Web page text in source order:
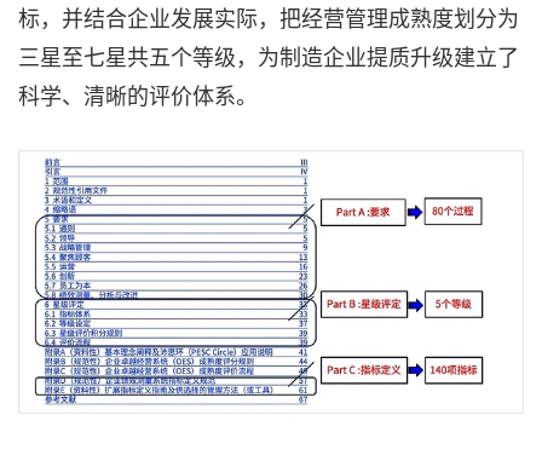
标，并结合企业发展实际，把经营管理成熟度划分为
三星至七星共五个等级，为制造企业提质升级建立了
科学、清晰的评价体系。